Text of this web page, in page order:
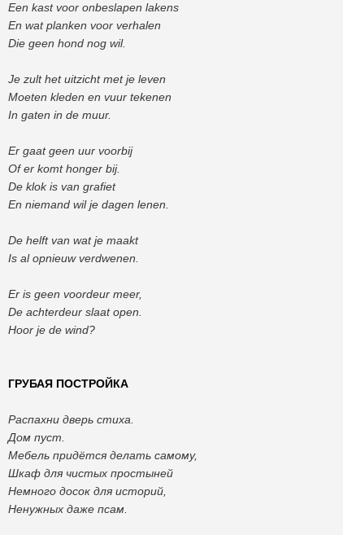
Een kast voor onbeslapen lakens
En wat planken voor verhalen
Die geen hond nog wil.
Je zult het uitzicht met je leven
Moeten kleden en vuur tekenen
In gaten in de muur.
Er gaat geen uur voorbij
Of er komt honger bij.
De klok is van grafiet
En niemand wil je dagen lenen.
De helft van wat je maakt
Is al opnieuw verdwenen.
Er is geen voordeur meer,
De achterdeur slaat open.
Hoor je de wind?
ГРУБАЯ ПОСТРОЙКА
Распахни дверь стиха.
Дом пуст.
Мебель придётся делать самому,
Шкаф для чистых простыней
Немного досок для историй,
Ненужных даже псам.